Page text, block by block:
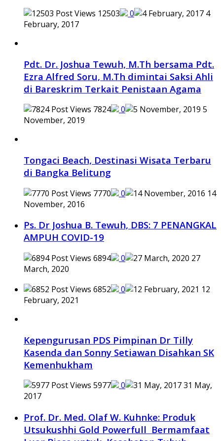
12503 0
4
February, 2017
Pdt. Dr. Joshua Tewuh, M.Th bersama Pdt.
Ezra Alfred Soru, M.Th dimintai Saksi Ahli
di Bareskrim Terkait Penistaan Agama
7824 0
5
November, 2019
Tongaci Beach, Destinasi Wisata Terbaru
di Bangka Belitung
7770 0
14
November, 2016
Ps. Dr Joshua B. Tewuh, DBS: 7 PENANGKAL
AMPUH COVID-19
6894 0
27
March, 2020
6852
0
12
February, 2021
Kepengurusan PDS Pimpinan Dr Tilly
Kasenda dan Sonny Setiawan Disahkan SK
Kemenhukham
5977 0
31 May,
2017
Prof. Dr. Med. Olaf W. Kuhnke: Produk
Utsukushhi Gold Powerfull Bermamfaat